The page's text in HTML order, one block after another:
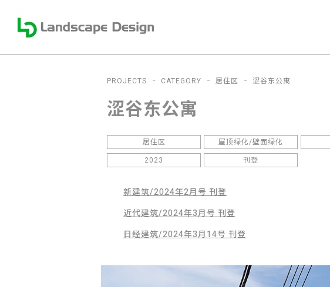
PROJECTS CATEGORY 居住区 涩谷东公寓
涩谷东公寓
居住区 屋顶绿化/壁面绿化
2023
刊登
新建筑/2024年2月号 刊登
近代建筑/2024年3月号 刊登
日经建筑/2024年3月14号 刊登